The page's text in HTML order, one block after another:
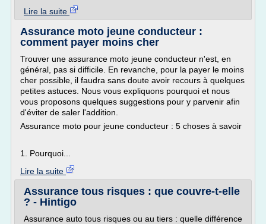
Lire la suite
Assurance moto jeune conducteur :
comment payer moins cher
Trouver une assurance moto jeune conducteur n'est, en
général, pas si difficile. En revanche, pour la payer le moins
cher possible, il faudra sans doute avoir recours à quelques
petites astuces. Nous vous expliquons pourquoi et nous
vous proposons quelques suggestions pour y parvenir afin
d'éviter de saler l'addition.
Assurance moto pour jeune conducteur : 5 choses à savoir
1. Pourquoi...
Lire la suite
Assurance tous risques : que couvre-t-elle
? - Hintigo
Assurance auto tous risques ou au tiers : quelle différence